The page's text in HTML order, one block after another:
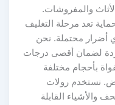
والمفروشات.
تعد مرحلة التغليف
أضرار محتملة. نحن
لضمان أقصى درجات
بأحجام مختلفة
نستخدم رولات
والأشياء القابلة